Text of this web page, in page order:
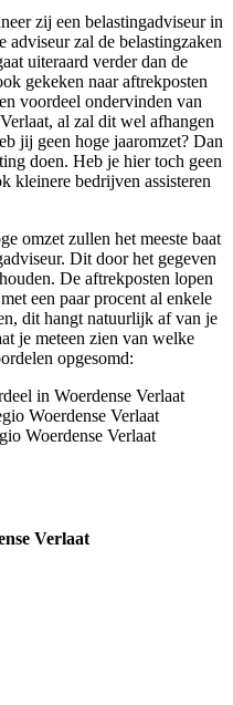
zij een belastingadviseur in
adviseur zal de belastingzaken
uiteraard verder dan de
gekeken naar aftrekposten
voordeel ondervinden van
al zal dit wel afhangen
jij geen hoge jaaromzet? Dan
doen. Heb je hier toch geen
kleinere bedrijven assisteren
omzet zullen het meeste baat
Dit door het gegeven
De aftrekposten lopen
een paar procent al enkele
dit hangt natuurlijk af van je
je meteen zien van welke
opgesomd:
in Woerdense Verlaat
Woerdense Verlaat
Woerdense Verlaat
Verlaat